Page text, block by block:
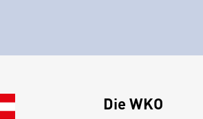
Die WKO